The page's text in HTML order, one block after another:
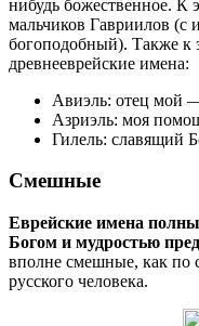
нибудь божественное. К
мальчиков Гавриилов
богоподобный). Также к
древнееврейские имена:
Авиэль: отец мой
Азриэль: моя
Гилель: славящий
Смешные
Еврейские имена
Богом и мудростью
вполне смешные, как по
русского человека.